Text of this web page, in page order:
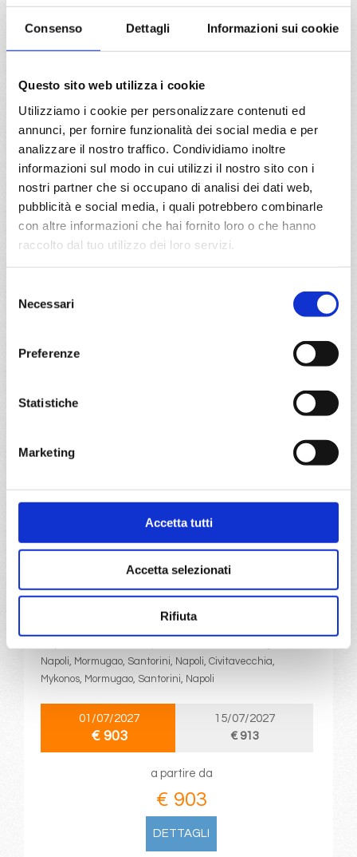
Consenso Dettagli Informazioni sui cookie
Questo sito web utilizza i cookie
Utilizziamo i cookie per personalizzare contenuti ed
annunci, per fornire funzionalità dei social media e per
analizzare il nostro traffico. Condividiamo inoltre
informazioni sul modo in cui utilizzi il nostro sito con i
nostri partner che si occupano di analisi dei dati web,
pubblicità e social media, i quali potrebbero combinarle
con altre informazioni che hai fornito loro o che hanno
raccolto dal tuo utilizzo dei loro servizi.
delNecessari
Preferenze
Statistiche
Marketing
Accetta tutti
Accetta selezionati
Rifiuta
Mediterraneo8 giorni
€ 903
a partire da
€ 903
DETTAGLI
Caraibi
Europa
Fort De France, Pointe-à-pitre, Castries, Bridgetown,
€ 903
DETTAGLI
8 giorni
Napoli, Mormugao, Santorini, Napoli, Civitavecchia,
Mykonos, Mormugao, Santorini, Napoli
01/07/2027
€ 903
15/07/2027
€ 913
a partire da
€ 903
DETTAGLI